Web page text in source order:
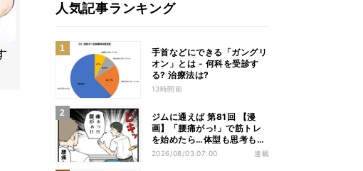
人気記事ランキング
手首などにできる「ガングリ
オン」とは - 何科を受診す
る? 治療法は?
13時間前
ジムに通えば 第81回 【漫
画】「腰痛がっ!」で筋トレ
を始めたら…体型も思考も別
人になっていた
2026/08/03 07:00 連載